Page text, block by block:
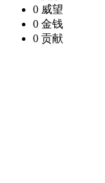
0 威望
0 金钱
0 贡献